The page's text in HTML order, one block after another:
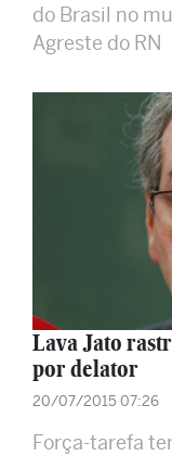
do Brasil no
Agreste do RN
Lava Jato
por delator
20/07/2015 07:26
Força-tarefa